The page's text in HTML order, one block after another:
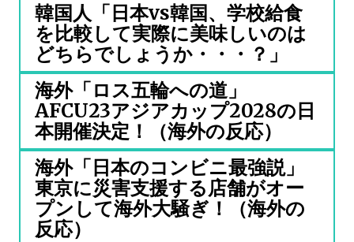
韓国人「日本vs韓国、学校給食
を比較して実際に美味しいのは
どちらでしょうか・・・？」
海外「ロス五輪への道」
AFCU23アジアカップ2028の日
本開催決定！（海外の反応）
海外「日本のコンビニ最強説」
東京に災害支援する店舗がオー
プンして海外大騒ぎ！（海外の
反応）